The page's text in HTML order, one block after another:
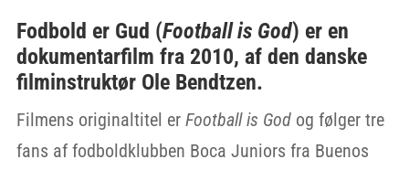
Fodbold er Gud (Football is God) er en
dokumentarfilm fra 2010, af den danske
filminstruktør Ole Bendtzen.
Filmens originaltitel er Football is Godog følger tre
fans af fodboldklubben Boca Juniors fra Buenos